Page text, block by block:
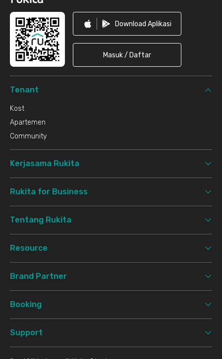
Download Aplikasi
Masuk / Daftar
Tenant
Kost
Apartemen
Community
Kerjasama Rukita
Rukita for Business
Tentang Rukita
Resource
Brand Partner
Booking
Support